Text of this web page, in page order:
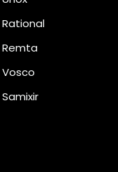
Rational
Remta
Vosco
Samixir